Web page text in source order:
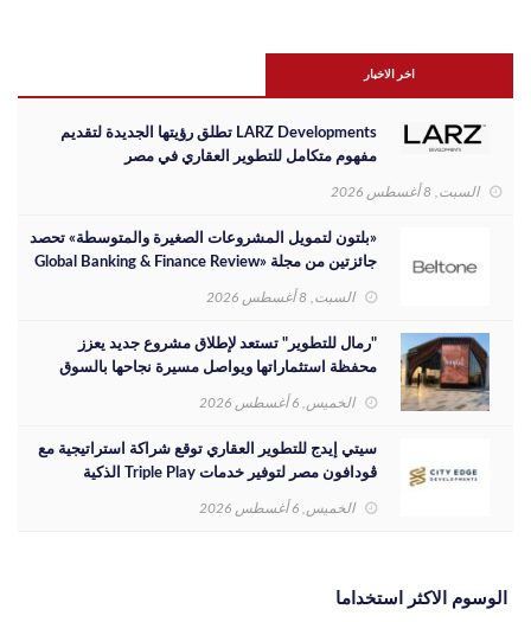
اخر الاخبار
LARZ Developments تطلق رؤيتها الجديدة لتقديم
مفهوم متكامل للتطوير العقاري في مصر
السبت, 8 أغسطس 2026
«بلتون لتمويل المشروعات الصغيرة والمتوسطة» تحصد
جائزتين من مجلة «Global Banking & Finance Review
السبت, 8 أغسطس 2026
"رمال للتطوير" تستعد لإطلاق مشروع جديد يعزز
محفظة استثماراتها ويواصل مسيرة نجاحها بالسوق
الخميس, 6 أغسطس 2026
سيتي إيدج للتطوير العقاري توقع شراكة استراتيجية مع
ڤودافون مصر لتوفير خدمات Triple Play الذكية
بمشروع داون تاون بمدينة العلمين الجديدة
الخميس, 6 أغسطس 2026
الوسوم الاكثر استخداما